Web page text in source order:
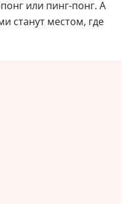
или пинг-понг. А
станут местом, где